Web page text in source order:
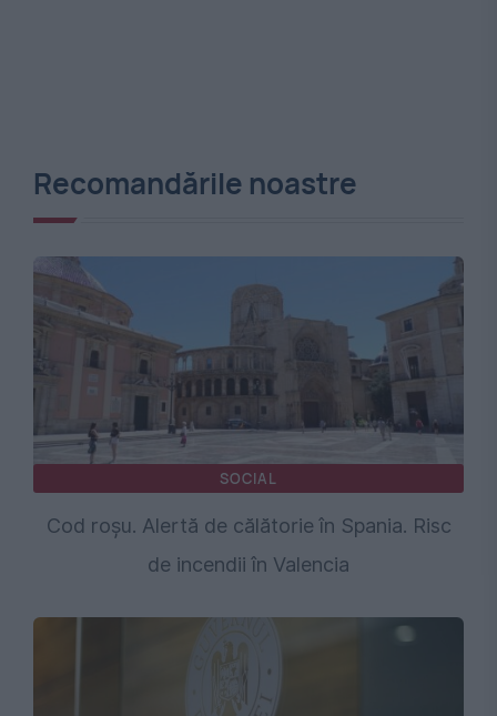
Recomandările noastre
SOCIAL
Cod roșu. Alertă de călătorie în Spania. Risc
de incendii în Valencia